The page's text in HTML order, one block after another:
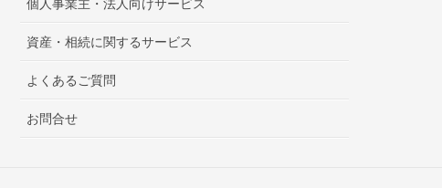
個人事業主・法人向けサービス
資産・相続に関するサービス
よくあるご質問
お問合せ